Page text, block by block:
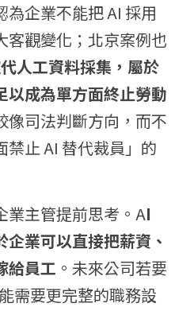
企業不能把 AI 採用
客觀變化；北京案例也
人工資料採集，屬於
以成為單方面終止勞動
像司法判斷方向，而不
禁止 AI 替代裁員」的
業主管提前思考。AI
業可以直接把薪資、
給員工 。未來公司若要
需要更完整的職務設